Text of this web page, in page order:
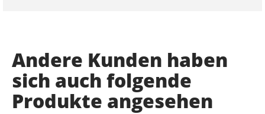
Andere Kunden haben
sich auch folgende
Produkte angesehen